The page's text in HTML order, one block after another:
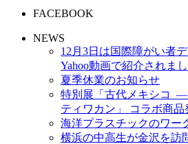
FACEBOOK
NEWS
12月3日は国際障がい者
Yahoo動画で紹介されま
夏季休業のお知らせ
特別展「古代メキシコ ―
ティワカン」 コラボ商品
海洋プラスチックのワー
横浜の中高生が金沢を訪